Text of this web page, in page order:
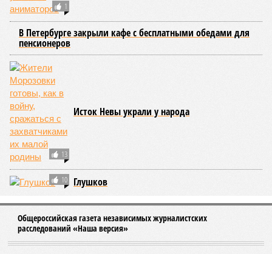
1
В Петербурге закрыли кафе с бесплатными обедами для
пенсионеров
13
Исток Невы украли у народа
10 Глушков
Общероссийская газета независимых журналистских
расследований «Наша версия»